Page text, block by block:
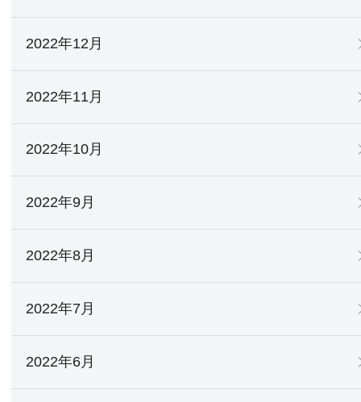
2022年12月
2022年11月
2022年10月
2022年9月
2022年8月
2022年7月
2022年6月